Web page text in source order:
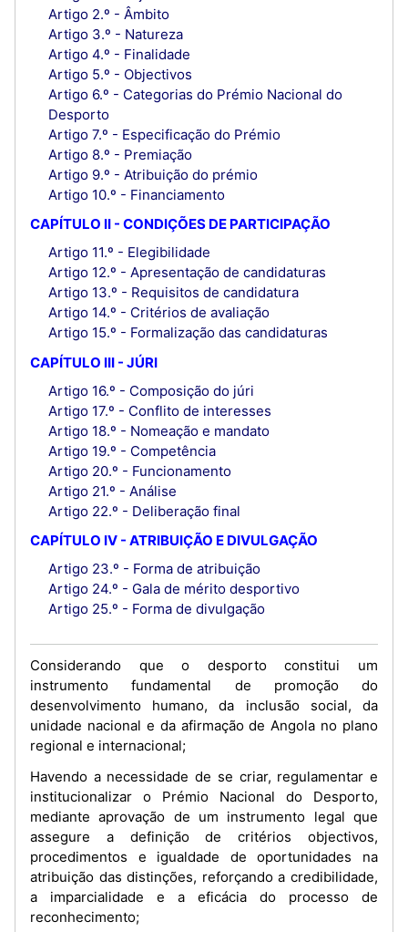
Artigo 2.º - Âmbito
Artigo 3.º - Natureza
Artigo 4.º - Finalidade
Artigo 5.º - Objectivos
Artigo 6.º - Categorias do Prémio Nacional do
Desporto
Artigo 7.º - Especificação do Prémio
Artigo 8.º - Premiação
Artigo 9.º - Atribuição do prémio
Artigo 10.º - Financiamento
CAPÍTULO II - CONDIÇÕES DE PARTICIPAÇÃO
Artigo 11.º - Elegibilidade
Artigo 12.º - Apresentação de candidaturas
Artigo 13.º - Requisitos de candidatura
Artigo 14.º - Critérios de avaliação
Artigo 15.º - Formalização das candidaturas
CAPÍTULO III - JÚRI
Artigo 16.º - Composição do júri
Artigo 17.º - Conflito de interesses
Artigo 18.º - Nomeação e mandato
Artigo 19.º - Competência
Artigo 20.º - Funcionamento
Artigo 21.º - Análise
Artigo 22.º - Deliberação final
CAPÍTULO IV - ATRIBUIÇÃO E DIVULGAÇÃO
Artigo 23.º - Forma de atribuição
Artigo 24.º - Gala de mérito desportivo
Artigo 25.º - Forma de divulgação
Considerando que o desporto constitui um
instrumento fundamental de promoção do
desenvolvimento humano, da inclusão social, da
unidade nacional e da afirmação de Angola no plano
regional e internacional;
Havendo a necessidade de se criar, regulamentar e
institucionalizar o Prémio Nacional do Desporto,
mediante aprovação de um instrumento legal que
assegure a definição de critérios objectivos,
procedimentos e igualdade de oportunidades na
atribuição das distinções, reforçando a credibilidade,
a imparcialidade e a eficácia do processo de
reconhecimento;